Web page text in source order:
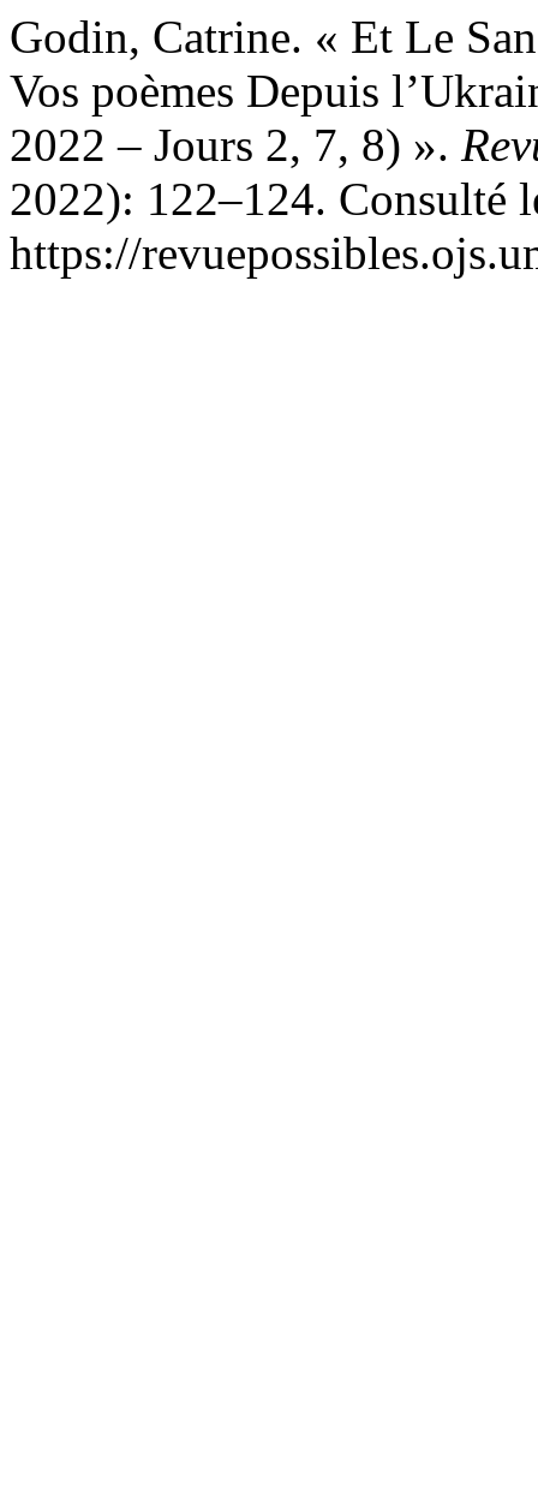
Godin, Catrine. « Et Le
Vos poèmes Depuis
2022 – Jours 2, 7, 8) ».
2022): 122–124. Consulté
https://